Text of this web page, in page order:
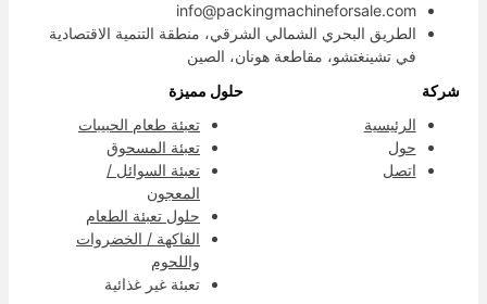
info@packingmachineforsale.com
الطريق البحري الشمالي الشرقي، منطقة التنمية الاقتصادية
في تشينغتشو، مقاطعة هونان، الصين
شركة
الرئيسية
حول
اتصل
حلول مميزة
تعبئة طعام الحبيبات
تعبئة المسحوق
تعبئة السوائل /
المعجون
حلول تعبئة الطعام
الفاكهة / الخضروات
واللحوم
تعبئة غير غذائية